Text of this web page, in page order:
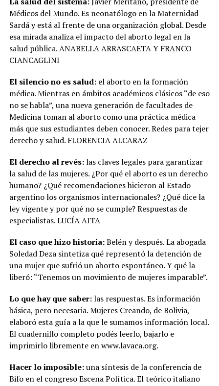
Médicos del Mundo. Es neonatólogo en la Maternidad
Sardá y está al frente de una organización global. Desde
esa mirada analiza el impacto del aborto legal en la
salud pública. ANABELLA ARRASCAETA Y FRANCO
CIANCAGLINI
El silencio no es salud:el aborto en la formación
médica. Mientras en ámbitos académicos clásicos “de eso
no se habla”, una nueva generación de facultades de
Medicina toman al aborto como una práctica médica
más que sus estudiantes deben conocer. Redes para tejer
derecho y salud. FLORENCIA ALCARAZ
El derecho al revés:las claves legales para garantizar
la salud de las mujeres. ¿Por qué el aborto es un derecho
humano? ¿Qué recomendaciones hicieron al Estado
argentino los organismos internacionales? ¿Qué dice la
ley vigente y por qué no se cumple? Respuestas de
especialistas. LUCÍA AITA
El caso que hizo historia:Belén y después. La abogada
Soledad Deza sintetiza qué representó la detención de
una mujer que sufrió un aborto espontáneo. Y qué la
liberó: “Tenemos un movimiento de mujeres imparable”.
Lo que hay que saber:las respuestas. Es información
básica, pero necesaria. Mujeres Creando, de Bolivia,
elaboró esta guía a la que le sumamos información local.
El cuadernillo completo podés leerlo, bajarlo e
imprimirlo libremente en www.lavaca.org.
Hacer lo imposible:una síntesis de la conferencia de
Bifo en el congreso Escena Política. El teórico italiano